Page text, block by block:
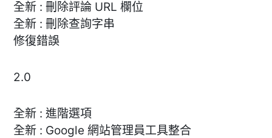
全新 : 刪除評論 URL 欄位
全新 : 刪除查詢字串
修復錯誤
2.0
全新 : 進階選項
全新 : Google 網站管理員工具整合